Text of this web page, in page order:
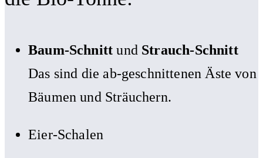
Baum-Schnitt und Strauch-Schnitt
Das sind die ab-geschnittenen Äste von
Bäumen und Sträuchern.
Eier-Schalen